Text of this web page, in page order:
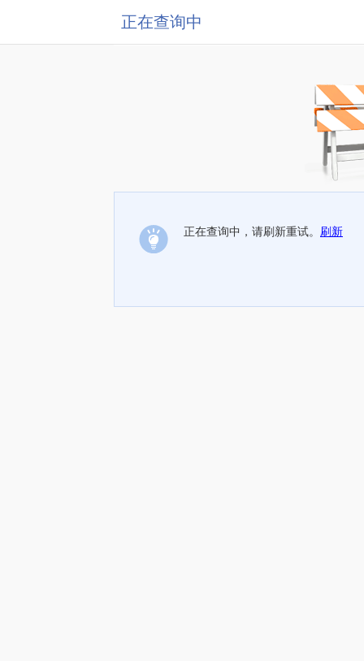
正在查询中
正在查询中，请刷新重试。 刷新